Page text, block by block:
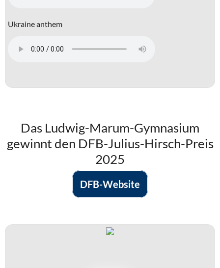
Ukraine anthem
Das Ludwig-Marum-Gymnasium
gewinnt den DFB-Julius-Hirsch-Preis
2025
DFB-Website